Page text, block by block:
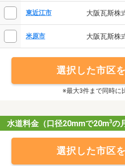
東近江市 大阪瓦斯株
米原市 大阪瓦斯株
選択した市区
※最大3件まで同時に
水道料金（口径20mmで20m3の
選択した市区